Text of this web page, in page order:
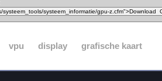
vpu display grafische kaart